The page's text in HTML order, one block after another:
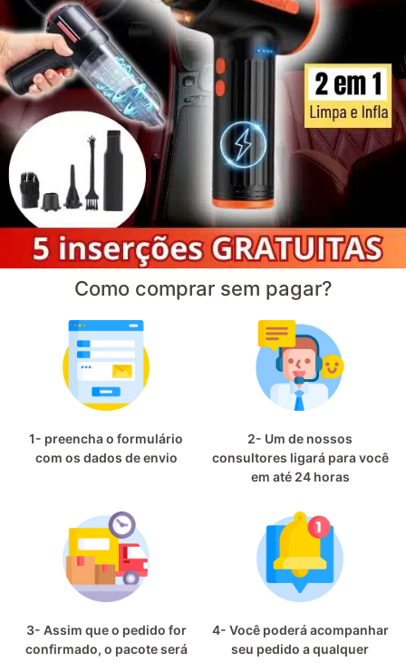
Como comprar sem pagar?
1- preencha o formulário
com os dados de envio
2- Um de nossos
consultores ligará para você
em até 24 horas
3- Assim que o pedido for
confirmado, o pacote será
4- Você poderá acompanhar
seu pedido a qualquer